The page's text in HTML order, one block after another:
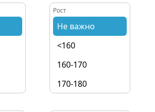
Рост
Не важно
<160
160-170
170-180